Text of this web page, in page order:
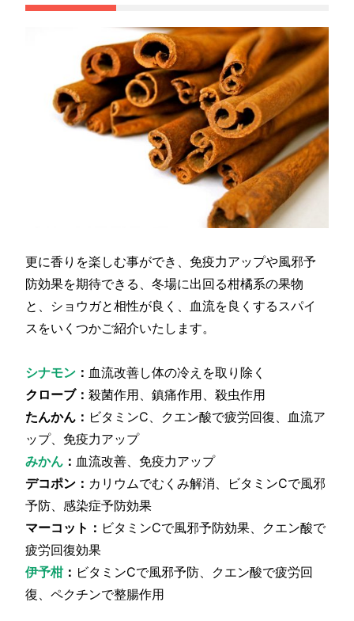
更に香りを楽しむ事ができ、免疫力アップや風邪予
防効果を期待できる、冬場に出回る柑橘系の果物
と、ショウガと相性が良く、血流を良くするスパイ
スをいくつかご紹介いたします。
シナモン ： 血流改善し体の冷えを取り除く
クローブ：殺菌作用、鎮痛作用、殺虫作用
たんかん： ビタミンC、クエン酸で疲労回復、血流ア
ップ、免疫力アップ
みかん ： 血流改善、免疫力アップ
デコポン： カリウムでむくみ解消、ビタミンCで風邪
予防、感染症予防効果
マーコット： ビタミンCで風邪予防効果、クエン酸で
疲労回復効果
伊予柑： ビタミンCで風邪予防、クエン酸で疲労回
復、ペクチンで整腸作用